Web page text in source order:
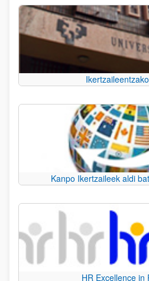
Kanpo Ikertzaileek aldi
HR Excellence in